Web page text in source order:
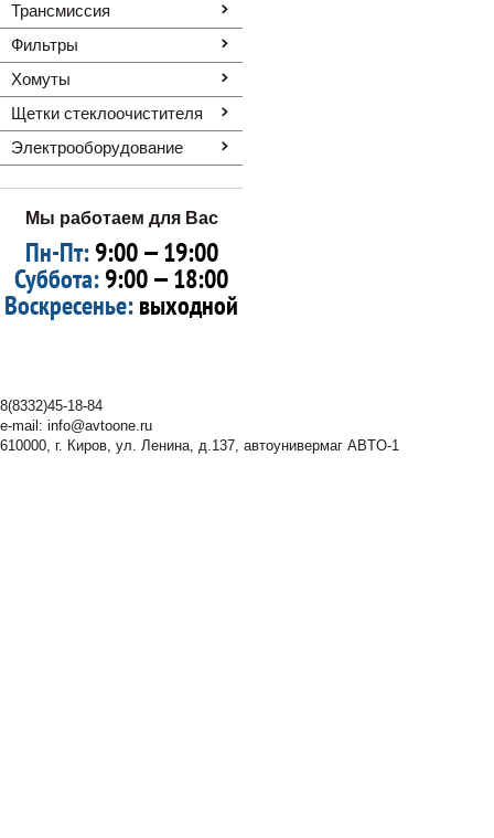
Трансмиссия
Фильтры
Хомуты
Щетки стеклоочистителя
Электрооборудование
Мы работаем для Вас
Пн-Пт:9:00 — 19:00
Суббота:9:00 — 18:00
Воскресенье:выходной
8(8332)45-18-84
e-mail: info@avtoone.ru
610000, г. Киров, ул. Ленина, д.137, автоунивермаг ABTO-1